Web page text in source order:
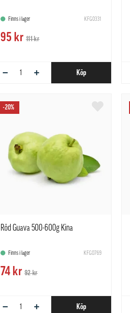
Finns i lager KFG0331
95 kr 111 kr
− + Köp
-20%
Röd Guava 500-600g Kina
Finns i lager KFG0769
74 kr 92 kr
− + Köp